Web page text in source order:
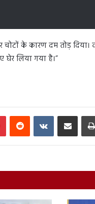
के कारण दम तोड़
लिया गया है।”
PinterestReddit VKontakteShare via Email